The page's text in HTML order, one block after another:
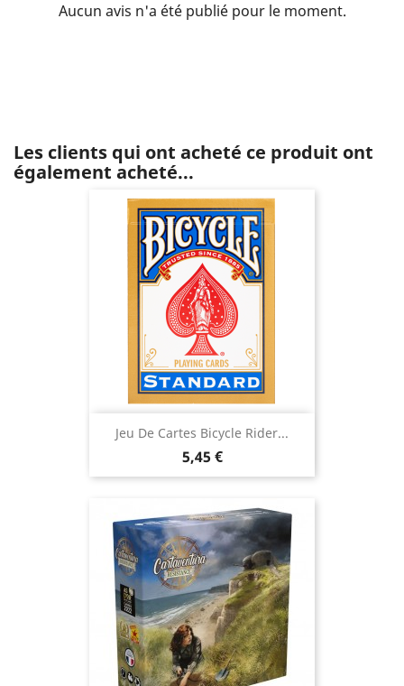
Aucun avis n'a été publié pour le moment.
Les clients qui ont acheté ce produit ont
également acheté...
Jeu De Cartes Bicycle Rider...
Prix
5,45 €